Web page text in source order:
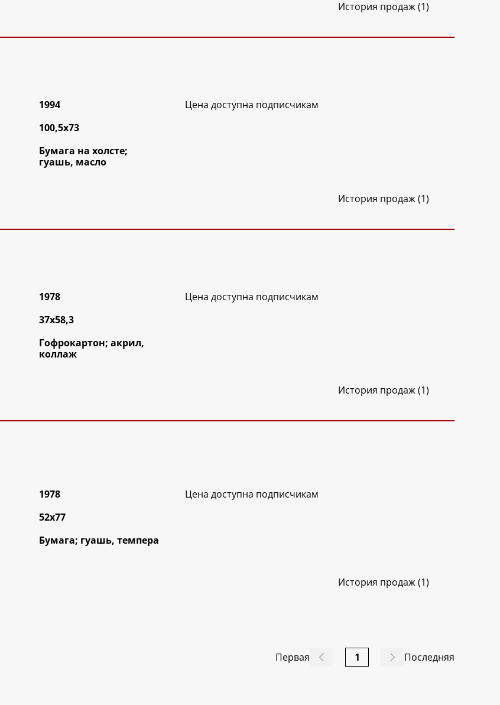
История продаж (1)
1994
100,5х73
Бумага на холсте;
гуашь, масло
Цена доступна подписчикам
История продаж (1)
1978
37х58,3
Гофрокартон; акрил,
коллаж
Цена доступна подписчикам
История продаж (1)
1978
52х77
Бумага; гуашь, темпера
Цена доступна подписчикам
История продаж (1)
Первая 1 Последняя